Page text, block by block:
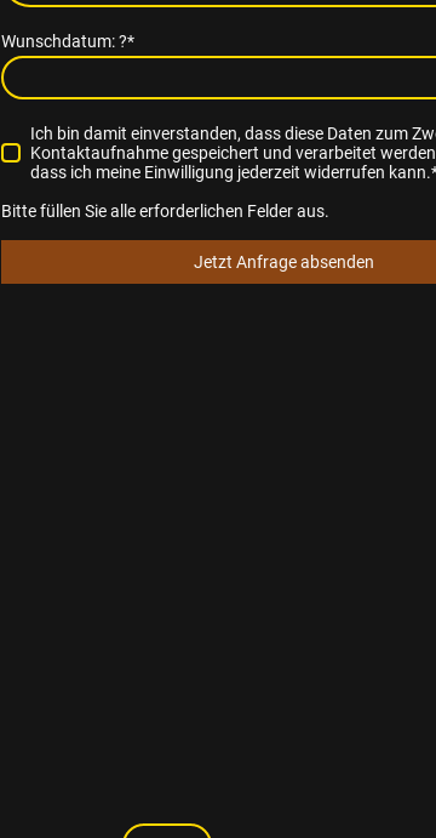
Wunschdatum: ?*
Ich bin damit einverstanden, dass diese Daten zum
Kontaktaufnahme gespeichert und verarbeitet
dass ich meine Einwilligung jederzeit widerrufen kann.
Bitte füllen Sie alle erforderlichen Felder aus.
Jetzt Anfrage absenden